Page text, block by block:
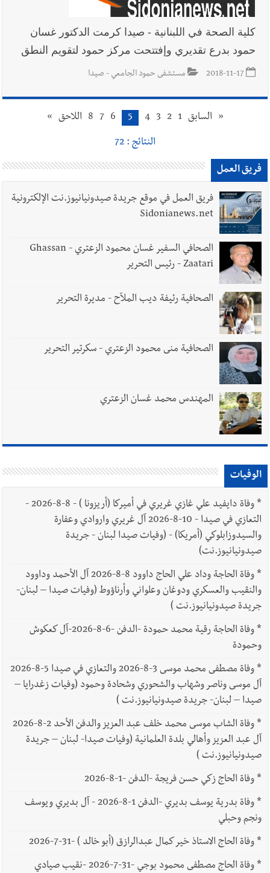
كلية الصحة في اللبنانية - صيدا كرمت الدكتور غسان
حمود بدرع تقديري وإفتتحت مركز حمود لتقويم النطق
2018-11-17 مستشفى حمود الجامعي - صيدا
« السابق 1
2
3
4
5
6
7
8 اللاحق »
النتائج : 72
فريق العمل
فريق العمل في موقع جريدة صيدونيانيوز.نت الإلكترونية
Sidonianews.net
الصحافي السفير غسان محمود الزعتري - Ghassan
Zaatari - رئيس التحرير
الصحافية رئيفة ديب الملاّح - مديرة التحرير
الصحافية منى محمود الزعتري - سكرتير التحرير
المهندس محمد غسان الزعتري
الوفيات
*
وفاة دايفيد علي غازي غريري في أميركا (أريزونا ) - 8-8-2026 -
التعازي في صيدا - 10-8-2026 آل غريري واروادي وعفارة
والسيدوزابلوكي (أمريكا) - (وفيات صيدا لبنان - جريدة
صيدونيانيوز.نت)
*
وفاة الحاجة وداد علي الحاج داوود 8-8-2026 آل الأحمد وداوود
والنقيب والعسكري ودوغان وعلواني وأرناؤوط (وفيات صيدا – لبنان-
جريدة صيدونيانيوز.نت )
*
وفاة الحاجة رقية محمد حمودة -الدفن -6-8-2026-آل كعكوش
وحمودة
*
وفاة مصطفى محمد موسى 3-8-2026 والتعازي في صيدا 5-8-2026
آل موسى وناصر وشهاب والشحوري وشحادة وحمود (وفيات زغدرايا –
صيدا – لبنان- جريدة صيدونيانيوز.نت )
*
وفاة الشاب موسى محمد خلف عبد العزيز والدفن الأحد 2-8-2026
آل عبد العزيز وأهالي بلدة العلمانية (وفيات صيدا- لبنان – جريدة
صيدونيانيوز.نت )
*وفاة الحاج زكي حسن فريجة -الدفن -1-8-2026
*
وفاة بدرية يوسف بديري -الدفن 1-8-2026 - آل بديري ويوسف
ونجم وحبلي
*وفاة الحاج الاستاذ خير كمال عبدالرازق (أبو خالد ) -31-7-2026
*
وفاة الحاج مصطفى محمود بوجي -31-7-2026 -نقيب صيادي